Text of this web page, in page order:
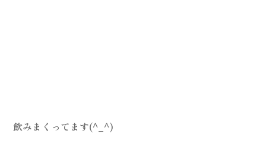
飲みまくってます(^_^)